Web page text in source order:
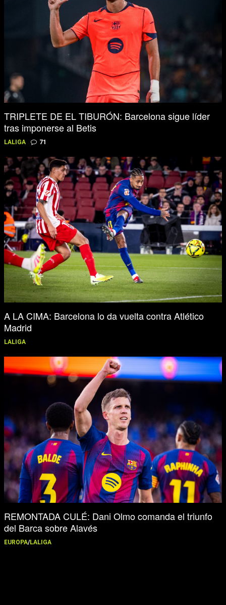
TRIPLETE DE EL TIBURÓN: Barcelona sigue líder
tras imponerse al Betis
LALIGA 71
A LA CIMA: Barcelona lo da vuelta contra Atlético
Madrid
LALIGA
REMONTADA CULÉ: Dani Olmo comanda el triunfo
del Barca sobre Alavés
EUROPA/LALIGA